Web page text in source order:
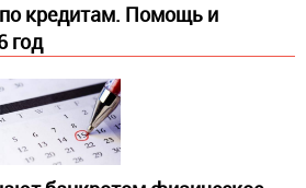
кредитам. Помощь и
год